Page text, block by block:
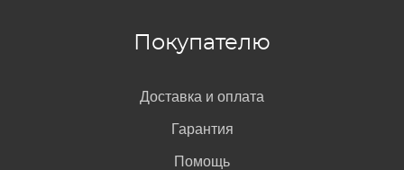
Покупателю
Доставка и оплата
Гарантия
Помощь